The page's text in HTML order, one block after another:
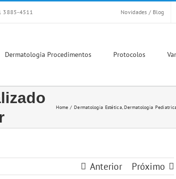
3885-4511 Novidades / Blog
Dermatologia Procedimentos Protocolos
Home Dermatologia Estética Dermatologia
Anterior Próximo